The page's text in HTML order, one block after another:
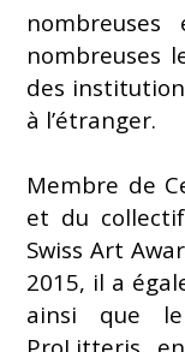
nombreuses
des
à l’étranger.
Membre de
et du
Swiss Art
2015, il a
ainsi que le